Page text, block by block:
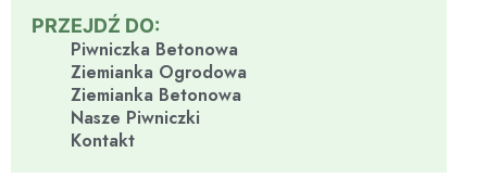
PRZEJDŹ DO:
Piwniczka Betonowa
Ziemianka Ogrodowa
Ziemianka Betonowa
Nasze Piwniczki
Kontakt